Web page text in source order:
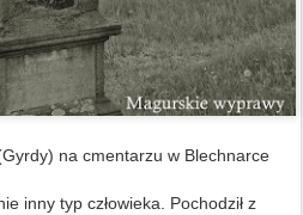
na cmentarzu w Blechnarce
inny typ człowieka. Pochodził z